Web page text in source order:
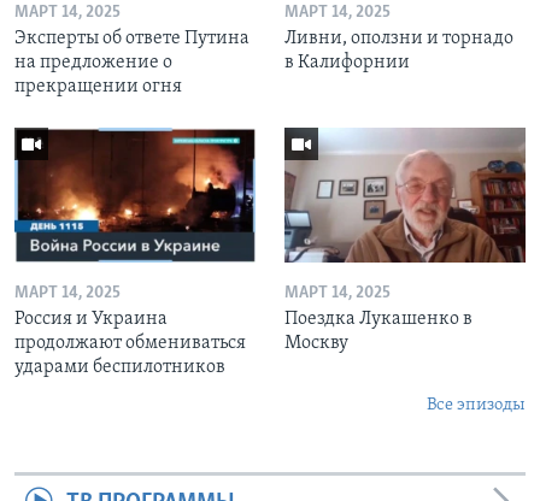
МАРТ 14, 2025
Эксперты об ответе Путина
на предложение о
прекращении огня
МАРТ 14, 2025
Ливни, оползни и торнадо
в Калифорнии
МАРТ 14, 2025
Россия и Украина
продолжают обмениваться
ударами беспилотников
МАРТ 14, 2025
Поездка Лукашенко в
Москву
Все эпизоды